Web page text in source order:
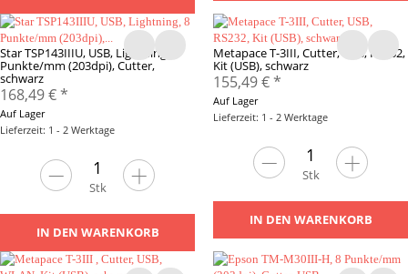
Star TSP143IIIU, USB, Lightning, 8
Punkte/mm (203dpi), Cutter,
schwarz
168,49 €*
Auf Lager
Lieferzeit: 1 - 2 Werktage
Stk
IN DEN WARENKORB
Metapace T-3III, Cutter, USB, RS232,
Kit (USB), schwarz
155,49 €*
Auf Lager
Lieferzeit: 1 - 2 Werktage
Stk
IN DEN WARENKORB